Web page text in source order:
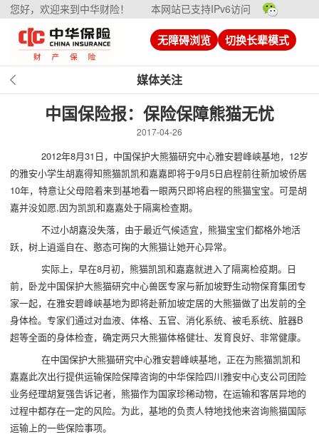
您好，欢迎来到中华财险！ 本网站已支持IPv6访问
无障碍浏览 切换长辈模式
媒体关注
中国保险报：保险保障熊猫无忧
2017-04-26
2012年8月31日，中国保护大熊猫研究中心雅安碧峰峡基地，12岁
的雅安小学生胡嘉得知熊猫凯凯和嘉嘉即将于9月5日启程前往新加坡侨居
10年，特意让父母陪着来到基地看一眼两只即将启程的熊猫宝宝。可是胡
嘉并没如愿,因为凯凯和嘉嘉处于隔离检查期。
不过小胡嘉没失落，由于最近气候适宜，熊猫宝宝们都格外地活
跃，树上逍遥自在、憨态可掬的大熊猫让她开心异常。
实际上，早在8月初，熊猫凯凯和嘉嘉就进入了隔离检疫期。日
前，卧龙中国保护大熊猫研究中心兽医专家与新加坡野生动物保育集团专
家一起，在雅安碧峰峡基地为即将赴新加坡定居的大熊猫做了出发前的全
身体检。专家们通过对血液、体格、五官、消化系统、被毛系统、脏器B
超等全面的身体检查，确定两只大熊猫体格健壮、发育良好、非常健康。
在中国保护大熊猫研究中心雅安碧峰峡基地，正在为熊猫凯凯和
嘉嘉此次出行提供运输保险保障咨询的中华保险四川雅安中心支公司团险
业务经理胡复强告诉记者，熊猫作为国家珍稀动物，在运输和客居异地的
过程中都存在一定的风险。为此，基地的负责人特地找他来咨询熊猫国际
运输上的一些保险事项。